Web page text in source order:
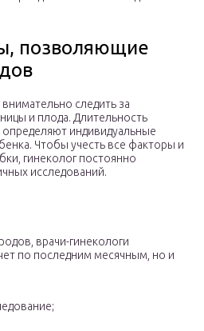
позволяющие
следить за
и плода. Длительность
индивидуальные
Чтобы учесть все факторы и
гинеколог постоянно
исследований.
врачи-гинекологи
по последним месячным, но и